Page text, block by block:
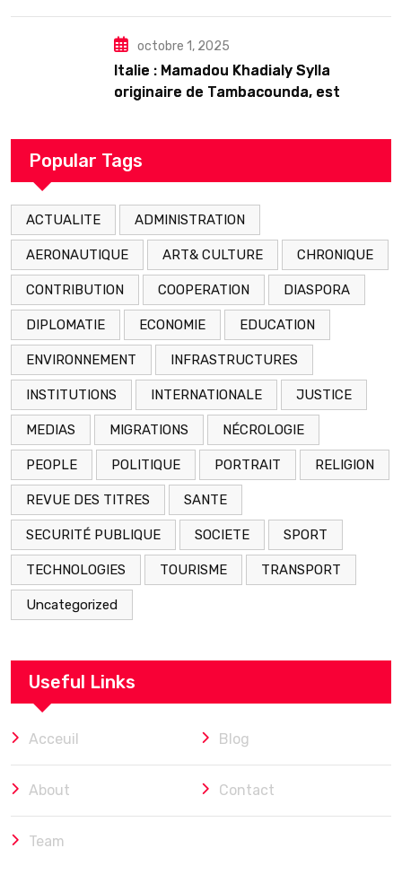
octobre 1, 2025
Italie : Mamadou Khadialy Sylla
originaire de Tambacounda, est
arrestation
Popular Tags
ACTUALITE ADMINISTRATION
AERONAUTIQUE ART& CULTURE CHRONIQUE
CONTRIBUTION COOPERATION DIASPORA
DIPLOMATIE ECONOMIE EDUCATION
ENVIRONNEMENT INFRASTRUCTURES
INSTITUTIONS INTERNATIONALE JUSTICE
MEDIAS MIGRATIONS NÉCROLOGIE
PEOPLE POLITIQUE PORTRAIT RELIGION
REVUE DES TITRES SANTE
SECURITÉ PUBLIQUE SOCIETE SPORT
TECHNOLOGIES TOURISME TRANSPORT
Uncategorized
Useful Links
Acceuil Blog
About Contact
Team